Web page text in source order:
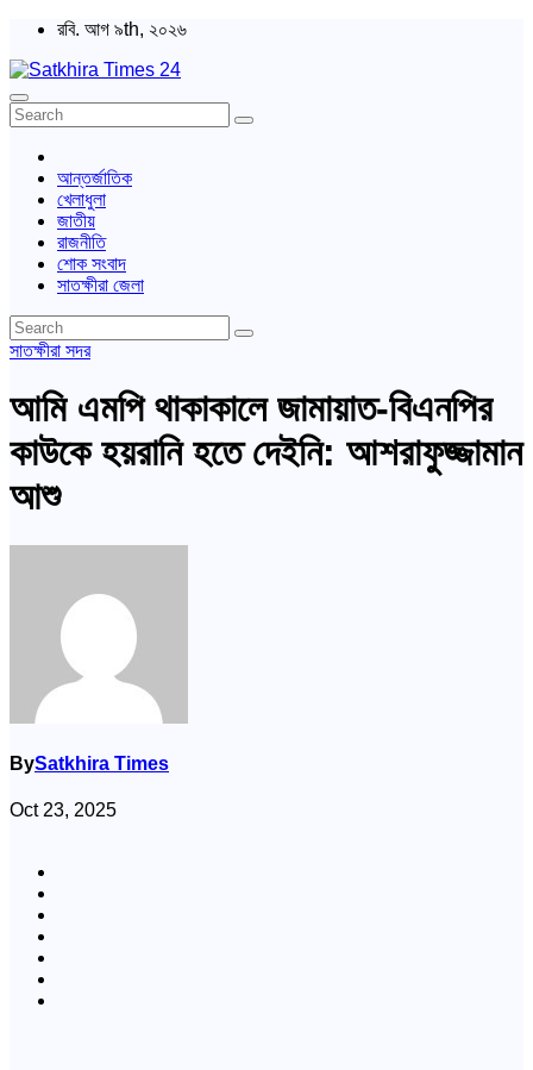
Skip
content
রবি. আগ ৯th, ২০২৬
Satkhira Times 24
বাংলা পত্রিকা
আন্তর্জাতিক
খেলাধুলা
জাতীয়
রাজনীতি
শোক সংবাদ
সাতক্ষীরা জেলা
সাতক্ষীরা সদর
আমি এমপি থাকাকালে জামায়াত-বিএনপির
কাউকে হয়রানি হতে দেইনি: আশরাফুজ্জামান
আশু
BySatkhira Times
Oct 23, 2025